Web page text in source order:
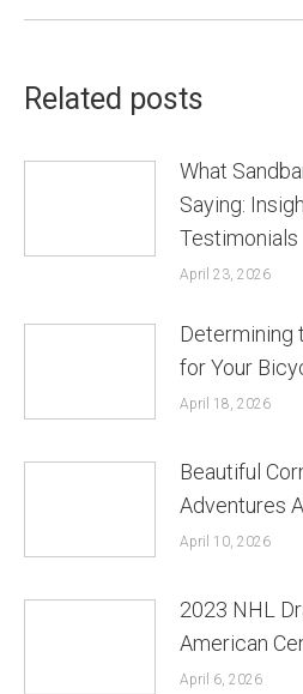
Related posts
What
Saying:
Testimonials
April 23, 2026
Determining
for Your
April 18, 2026
Beautiful
Adventures
April 10, 2026
2023 NHL
American
April 6, 2026